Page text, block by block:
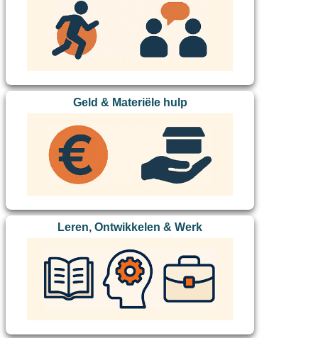
Geld & Materiële hulp
Leren, Ontwikkelen & Werk